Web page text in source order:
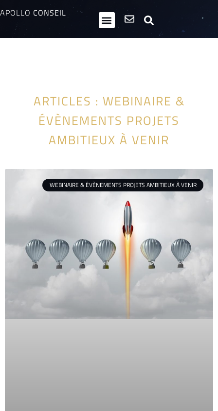
APOLLO CONSEIL
ARTICLES : WEBINAIRE &
ÉVÈNEMENTS PROJETS
AMBITIEUX À VENIR
WEBINAIRE & ÉVÈNEMENTS PROJETS AMBITIEUX À VENIR